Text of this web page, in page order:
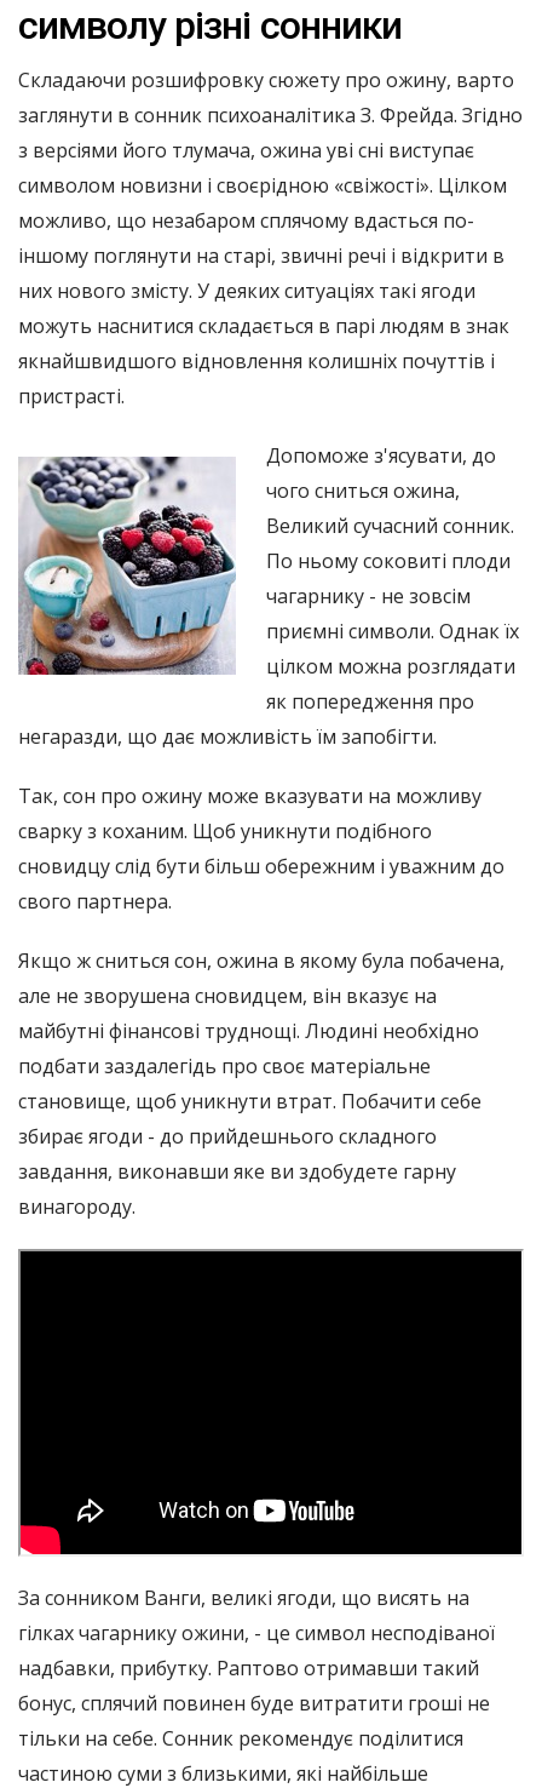
символу різні сонники
Складаючи розшифровку сюжету про ожину, варто
заглянути в сонник психоаналітика З. Фрейда. Згідно
з версіями його тлумача, ожина уві сні виступає
символом новизни і своєрідною «свіжості». Цілком
можливо, що незабаром сплячому вдасться по-
іншому поглянути на старі, звичні речі і відкрити в
них нового змісту. У деяких ситуаціях такі ягоди
можуть наснитися складається в парі людям в знак
якнайшвидшого відновлення колишніх почуттів і
пристрасті.
Допоможе з'ясувати, до
чого сниться ожина,
Великий сучасний сонник.
По ньому соковиті плоди
чагарнику - не зовсім
приємні символи. Однак їх
цілком можна розглядати
як попередження про
негаразди, що дає можливість їм запобігти.
Так, сон про ожину може вказувати на можливу
сварку з коханим. Щоб уникнути подібного
сновидцу слід бути більш обережним і уважним до
свого партнера.
Якщо ж сниться сон, ожина в якому була побачена,
але не зворушена сновидцем, він вказує на
майбутні фінансові труднощі. Людині необхідно
подбати заздалегідь про своє матеріальне
становище, щоб уникнути втрат. Побачити себе
збирає ягоди - до прийдешнього складного
завдання, виконавши яке ви здобудете гарну
винагороду.
За сонником Ванги, великі ягоди, що висять на
гілках чагарнику ожини, - це символ несподіваної
надбавки, прибутку. Раптово отримавши такий
бонус, сплячий повинен буде витратити гроші не
тільки на себе. Сонник рекомендує поділитися
частиною суми з близькими, які найбільше